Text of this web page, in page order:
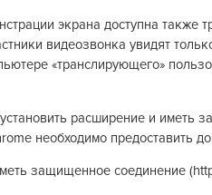
экрана доступна также
видеозвонка увидят
«транслирующего»
расширение и иметь
необходимо предоставить
защищенное соединение